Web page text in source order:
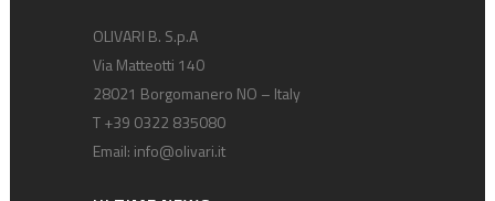
OLIVARI B. S.p.A
Via Matteotti 140
28021 Borgomanero NO – Italy
T +39 0322 835080
Email: info@olivari.it